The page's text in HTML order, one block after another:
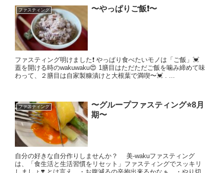
ファスティング 〜やっぱりご飯❗️〜
ファスティング明けました❗️ やっぱり食べたいモノは「ご飯」💓
蓋を開ける時のwakuwaku😍 1膳目はただただご飯を噛み締めて味
わって、２膳目は自家製糠漬けと大根葉で満喫〜💓 . ...
ファスティング
〜グループファスティング⭐️8月
期〜
自分の好きな自分作りしませんか？ 美-wakuファスティング
は、「食生活と生活習慣をリセット」ファスティングでスッキリ